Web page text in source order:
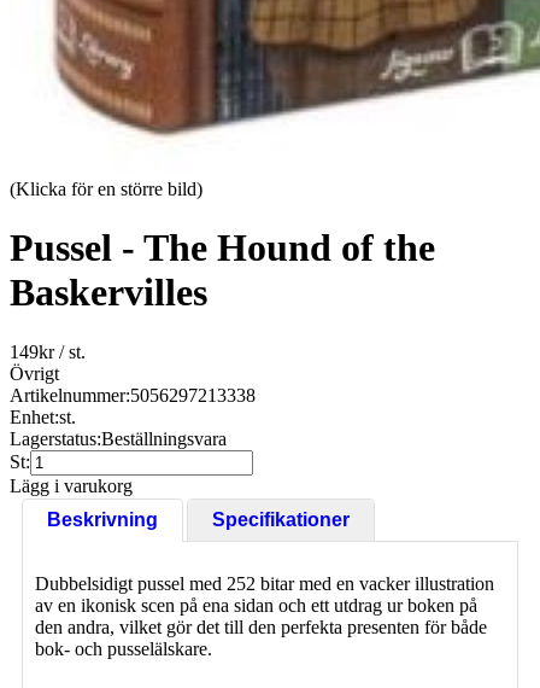
(Klicka för en större bild)
Pussel - The Hound of the
Baskervilles
149kr/ st.
Övrigt
Artikelnummer:5056297213338
Enhet:st.
Lagerstatus:Beställningsvara
St:
Lägg i varukorg
Beskrivning
Specifikationer
Dubbelsidigt pussel med 252 bitar med en vacker illustration
av en ikonisk scen på ena sidan och ett utdrag ur boken på
den andra, vilket gör det till den perfekta presenten för både
bok- och pusselälskare.